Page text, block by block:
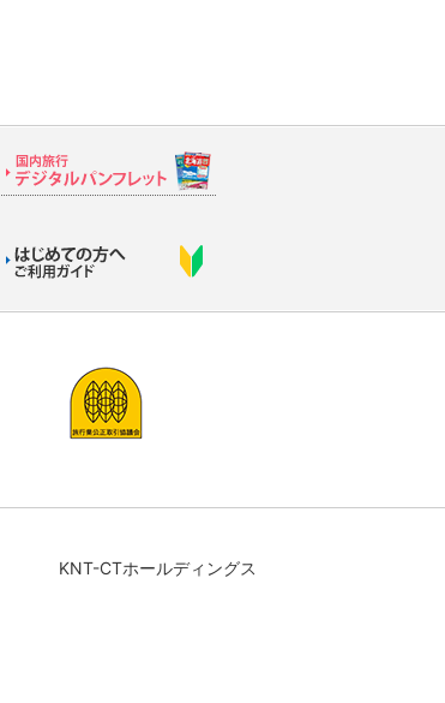
KNT-CTホールディングス